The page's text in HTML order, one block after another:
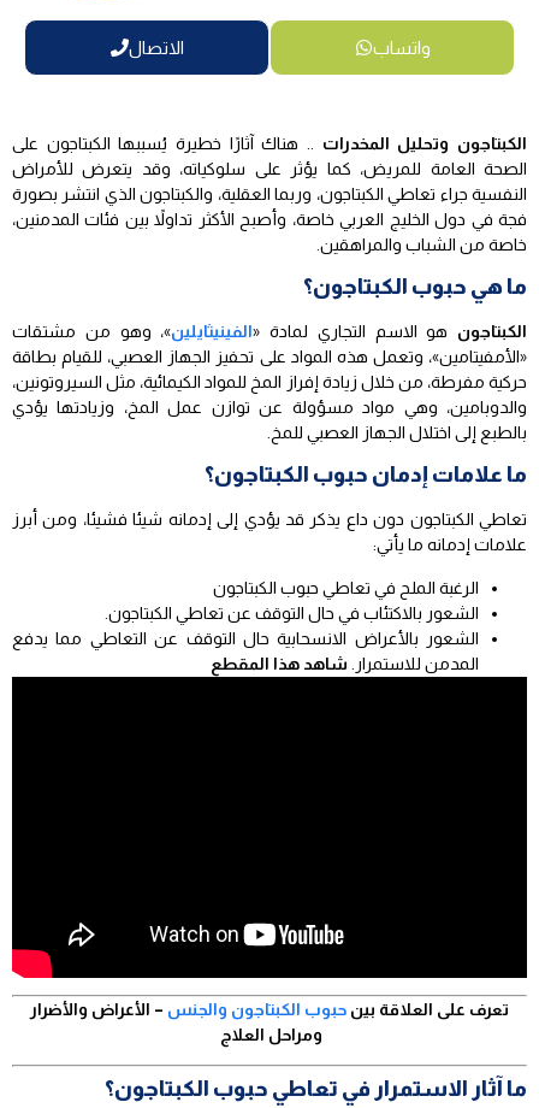
واتساب الاتصال
الكبتاجون وتحليل المخدرات .. هناك آثارًا خطيرة يُسببها الكبتاجون على
الصحة العامة للمريض، كما يؤثر على سلوكياته، وقد يتعرض للأمراض
النفسية جراء تعاطي الكبتاجون، وربما العقلية، والكبتاجون الذي انتشر بصورة
فجة في دول الخليج العربي خاصة، وأصبح الأكثر تداولاً بين فئات المدمنين،
خاصة من الشباب والمراهقين.
ما هي حبوب الكبتاجون؟
الكبتاجون هو الاسم التجاري لمادة «الفينيثايلين»، وهو من مشتقات
«الأمفيتامين»، وتعمل هذه المواد على تحفيز الجهاز العصبي، للقيام بطاقة
حركية مفرطة، من خلال زيادة إفراز المخ للمواد الكيمائية، مثل السيروتونين،
والدوبامين، وهي مواد مسؤولة عن توازن عمل المخ، وزيادتها يؤدي
بالطبع إلى اختلال الجهاز العصبي للمخ.
ما علامات إدمان حبوب الكبتاجون؟
تعاطي الكبتاجون دون داع يذكر قد يؤدي إلى إدمانه شيئا فشيئا، ومن أبرز
علامات إدمانه ما يأتي:
الرغبة الملح في تعاطي حبوب الكبتاجون
الشعور بالاكتئاب في حال التوقف عن تعاطي الكبتاجون.
الشعور بالأعراض الانسحابية حال التوقف عن التعاطي مما يدفع
المدمن للاستمرار. شاهد هذا المقطع
تعرف على العلاقة بين حبوب الكبتاجون والجنس – الأعراض والأضرار
ومراحل العلاج
ما آثار الاستمرار في تعاطي حبوب الكبتاجون؟